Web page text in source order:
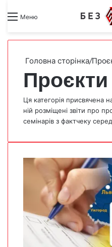
Меню Search for
Switch
Головна сторінка/
Проєкти
Ця категорія присвячена
ній розміщені звіти про
семінарів з фактчеку